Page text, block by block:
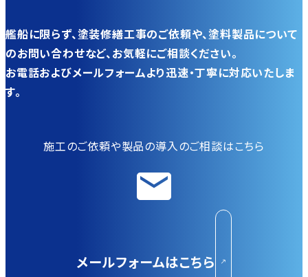
艦船に限らず、塗装修繕工事のご依頼や、塗料製品について
のお問い合わせなど、お気軽にご相談ください。
お電話およびメールフォームより迅速・丁寧に対応いたしま
す。
施工のご依頼や製品の導入のご相談はこちら
メールフォームはこちら